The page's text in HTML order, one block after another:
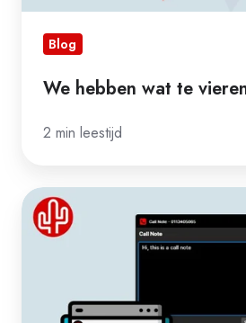
Blog
We hebben wat te
2 min leestijd
Hoe
werkt